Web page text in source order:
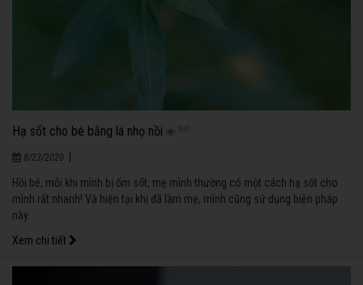
Hạ sốt cho bé bằng lá nhọ nồi 937
8/23/2020 |
Hồi bé, mỗi khi mình bị ốm sốt, mẹ mình thường có một cách hạ sốt cho
mình rất nhanh! Và hiện tại khi đã làm mẹ, mình cũng sử dụng biện pháp
này.
Xem chi tiết